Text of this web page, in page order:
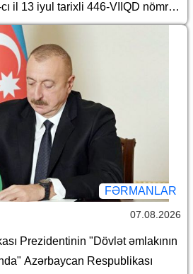
il 13 iyul tarixli 446-VIIQD nömrəli
əlaqədar Azərbaycan
bəzi fərmanlarında və
edilməsi barədə
FƏRMANLAR
07.08.2026
Prezidentinin "Dövlət əmlakının
Azərbaycan Respublikası